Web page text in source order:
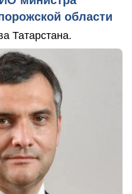
области
Татарстана.